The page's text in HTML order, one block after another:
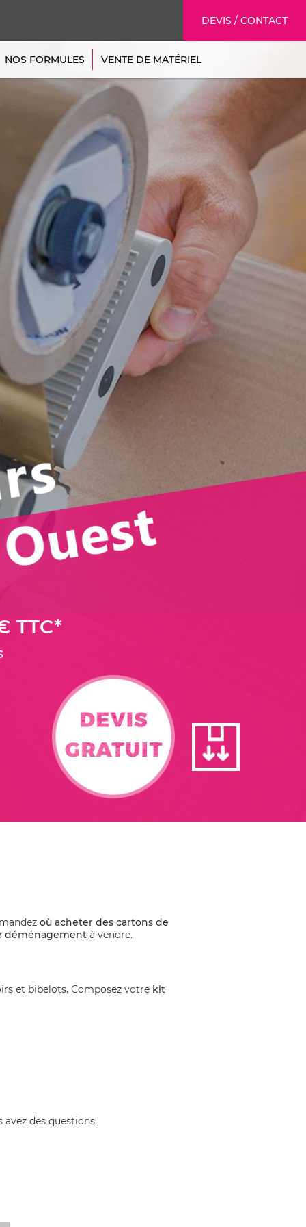
DEVIS / CONTACT
NOS FORMULES VENTE DE MATÉRIEL
TTC*
où acheter des cartons de
déménagement à vendre.
et bibelots. Composez votre kit
des questions.